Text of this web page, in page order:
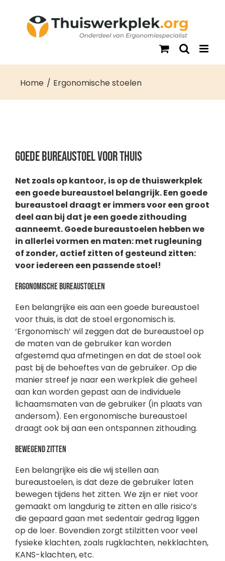
Home Ergonomische stoelen
Goede bureaustoel voor thuis
Net zoals op kantoor, is op de thuiswerkplek
een goede bureaustoel belangrijk. Een goede
bureaustoel draagt er immers voor een groot
deel aan bij dat je een goede zithouding
aanneemt. Goede bureaustoelen hebben we
in allerlei vormen en maten: met rugleuning
of zonder, actief zitten of gesteund zitten:
voor iedereen een passende stoel!
Ergonomische bureaustoelen
Een belangrijke eis aan een goede bureaustoel
voor thuis, is dat de stoel ergonomisch is.
‘Ergonomisch’ wil zeggen dat de bureaustoel op
de maten van de gebruiker kan worden
afgestemd qua afmetingen en dat de stoel ook
past bij de behoeftes van de gebruiker. Op die
manier streef je naar een werkplek die geheel
aan kan worden gepast aan de individuele
lichaamsmaten van de gebruiker (in plaats van
andersom). Een ergonomische bureaustoel
draagt ook bij aan een ontspannen zithouding.
Bewegend zitten
Een belangrijke eis die wij stellen aan
bureaustoelen, is dat deze de gebruiker laten
bewegen tijdens het zitten. We zijn er niet voor
gemaakt om langdurig te zitten en alle risico’s
die gepaard gaan met sedentair gedrag liggen
op de loer. Bovendien zorgt stilzitten voor veel
fysieke klachten, zoals rugklachten, nekklachten,
KANS-klachten, etc.